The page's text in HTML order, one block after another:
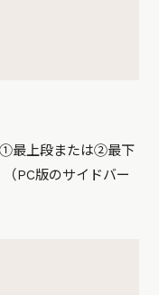
①最上段または②最下
PC版のサイドバー